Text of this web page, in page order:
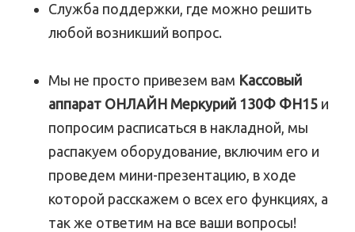
Служба поддержки, где можно решить
любой возникший вопрос.
Мы не просто привезем вам Кассовый
аппарат ОНЛАЙН Меркурий 130Ф ФН15 и
попросим расписаться в накладной, мы
распакуем оборудование, включим его и
проведем мини-презентацию, в ходе
которой расскажем о всех его функциях, а
так же ответим на все ваши вопросы!